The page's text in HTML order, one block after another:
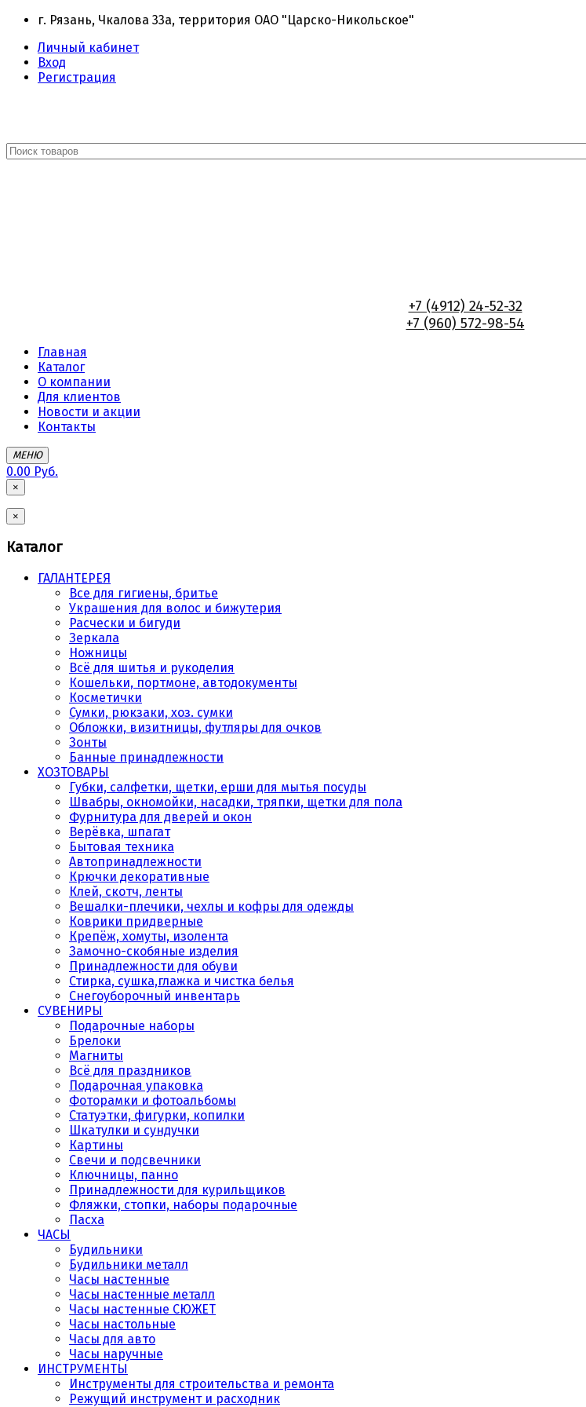
г. Рязань, Чкалова 33а, территория ОАО "Царско-Никольское"
Личный кабинет
Вход
Регистрация
+7 (4912) 24-52-32
+7 (960) 572-98-54
Главная
Каталог
О компании
Для клиентов
Новости и акции
Контакты
МЕНЮ
0.00 Руб.
×
×
Каталог
ГАЛАНТЕРЕЯ
Все для гигиены, бритье
Украшения для волос и бижутерия
Расчески и бигуди
Зеркала
Ножницы
Всё для шитья и рукоделия
Кошельки, портмоне, автодокументы
Косметички
Сумки, рюкзаки, хоз. сумки
Обложки, визитницы, футляры для очков
Зонты
Банные принадлежности
ХОЗТОВАРЫ
Губки, салфетки, щетки, ерши для мытья посуды
Швабры, окномойки, насадки, тряпки, щетки для пола
Фурнитура для дверей и окон
Верёвка, шпагат
Бытовая техника
Автопринадлежности
Крючки декоративные
Клей, скотч, ленты
Вешалки-плечики, чехлы и кофры для одежды
Коврики придверные
Крепёж, хомуты, изолента
Замочно-скобяные изделия
Принадлежности для обуви
Стирка, сушка,глажка и чистка белья
Снегоуборочный инвентарь
СУВЕНИРЫ
Подарочные наборы
Брелоки
Магниты
Всё для праздников
Подарочная упаковка
Фоторамки и фотоальбомы
Статуэтки, фигурки, копилки
Шкатулки и сундучки
Картины
Свечи и подсвечники
Ключницы, панно
Принадлежности для курильщиков
Фляжки, стопки, наборы подарочные
Пасха
ЧАСЫ
Будильники
Будильники металл
Часы настенные
Часы настенные металл
Часы настенные СЮЖЕТ
Часы настольные
Часы для авто
Часы наручные
ИНСТРУМЕНТЫ
Инструменты для строительства и ремонта
Режущий инструмент и расходник